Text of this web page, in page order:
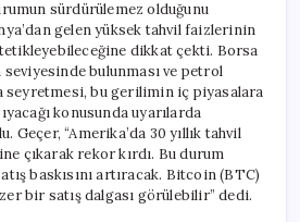
sürdürülemez olduğunu
gelen yüksek tahvil faizlerinin
dikkat çekti. Borsa
seviyesinde bulunması ve petrol
seyretmesi, bu gerilimin iç piyasalara
konusunda uyarılarda
Geçer, “Amerika’da 30 yıllık tahvil
çıkarak rekor kırdı. Bu durum
baskısını artıracak. Bitcoin (BTC)
bir satış dalgası görülebilir” dedi.